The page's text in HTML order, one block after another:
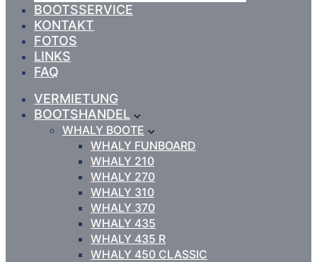
BOOTSSERVICE
KONTAKT
FOTOS
LINKS
FAQ
VERMIETUNG
BOOTSHANDEL
WHALY BOOTE
WHALY FUNBOARD
WHALY 210
WHALY 270
WHALY 310
WHALY 370
WHALY 435
WHALY 435 R
WHALY 450 CLASSIC